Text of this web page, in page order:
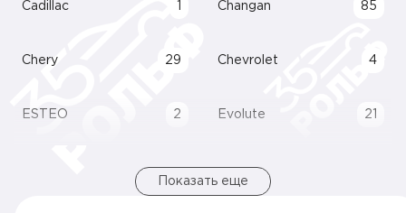
Cadillac Changan 85
Chery 29 Chevrolet 4
ESTEO 2 Evolute 21
Показать еще